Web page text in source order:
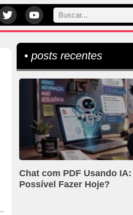
• posts recentes
Chat com PDF Usando
Possível Fazer Hoje?